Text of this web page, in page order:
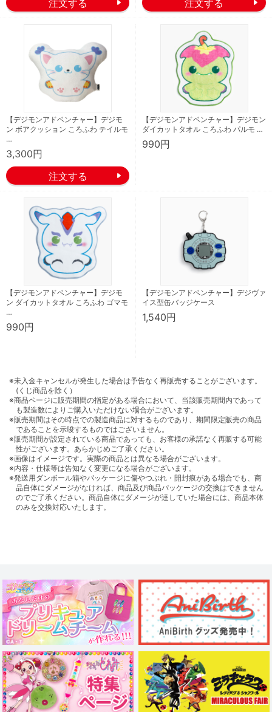
【デジモンアドベンチャー】デジモ
ン ボアクッション ころふわ テイルモ
…
3,300円
【デジモンアドベンチャー】デジモン
ダイカットタオル ころふわ パルモ …
990円
【デジモンアドベンチャー】デジモ
ン ダイカットタオル ころふわ ゴマモ
…
990円
【デジモンアドベンチャー】デジヴァ
イス型缶バッジケース
1,540円
※未入金キャンセルが発生した場合は予告なく再販売することがございます。
(くじ商品を除く）
※商品ページに販売期間の指定がある場合において、当該販売期間内であって
も製造数によりご購入いただけない場合がございます。
※販売期間はその時点での製造商品に対するものであり、期間限定販売の商品
であることを示唆するものではございません。
※販売期間が設定されている商品であっても、お客様の承諾なく再販する可能
性がございます。あらかじめご了承ください。
※画像はイメージです。実際の商品とは異なる場合がございます。
※内容・仕様等は告知なく変更になる場合がございます。
※発送用ダンボール箱やパッケージに傷やつぶれ・開封痕がある場合でも、商
品自体にダメージがなければ、商品及び商品パッケージの交換はできません
のでご了承ください。商品自体にダメージが達していた場合には、商品本体
のみを交換対応いたします。